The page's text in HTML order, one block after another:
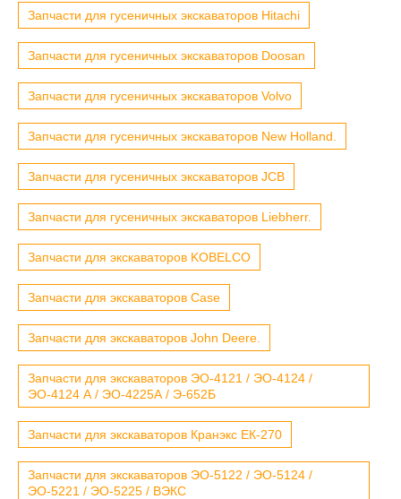
Запчасти для гусеничных экскаваторов Hitachi
Запчасти для гусеничных экскаваторов Doosan
Запчасти для гусеничных экскаваторов Volvo
Запчасти для гусеничных экскаваторов New Holland.
Запчасти для гусеничных экскаваторов JCB
Запчасти для гусеничных экскаваторов Liebherr.
Запчасти для экскаваторов KOBELCO
Запчасти для экскаваторов Case
Запчасти для экскаваторов John Deere.
Запчасти для экскаваторов ЭО-4121 / ЭО-4124 /
ЭО-4124 А / ЭО-4225А / Э-652Б
Запчасти для экскаваторов Кранэкс ЕК-270
Запчасти для экскаваторов ЭО-5122 / ЭО-5124 /
ЭО-5221 / ЭО-5225 / ВЭКС